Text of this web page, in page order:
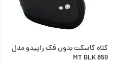
کلاه کاسکت بدون فک راپیدو مدل
MT BLK 859